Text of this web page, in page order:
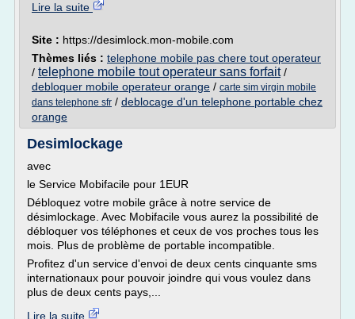
Lire la suite
Site : https://desimlock.mon-mobile.com
Thèmes liés : telephone mobile pas chere tout operateur
/ telephone mobile tout operateur sans forfait/
debloquer mobile operateur orange / carte sim virgin mobile
dans telephone sfr / deblocage d'un telephone portable chez
orange
Desimlockage
avec
le Service Mobifacile pour 1EUR
Débloquez votre mobile grâce à notre service de
désimlockage. Avec Mobifacile vous aurez la possibilité de
débloquer vos téléphones et ceux de vos proches tous les
mois. Plus de problème de portable incompatible.
Profitez d'un service d'envoi de deux cents cinquante sms
internationaux pour pouvoir joindre qui vous voulez dans
plus de deux cents pays,...
Lire la suite